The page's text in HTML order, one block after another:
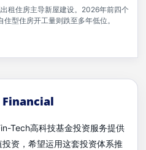
租住房主导新屋建设。2026年前四个
型住房开工量则跌至多年低位。
Financial
Tech高科技基金投资服务提供
资，希望运用这套投资体系推